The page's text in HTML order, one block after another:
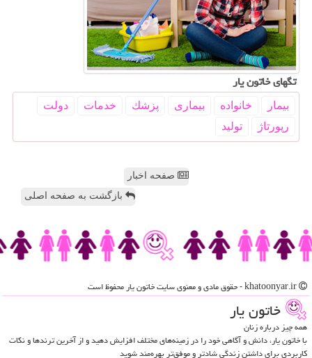
تگهای خاتون یار
بیمار خانواده بیماری پزشك خدمات
دولت
رپورتاژ
تولید
صفحه اخبار
بازگشت به صفحه اصلی
خاتون یار
همه چیز درباره زنان
با خاتون یار، دانش و آگاهی خود را در زمینه‌های مختلف افزایش دهید و از آخرین ترندها و نکات
کاربردی برای داشتن زندگی شادتر و موفق‌تر بهره‌مند شوید